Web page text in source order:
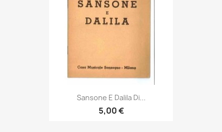
Sansone E Dalila Di...
5,00 €